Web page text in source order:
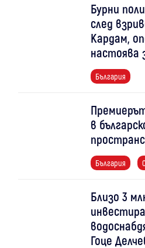
Бурни
след
Кардам,
настоява
България
в
България
Близо 3
Гоце